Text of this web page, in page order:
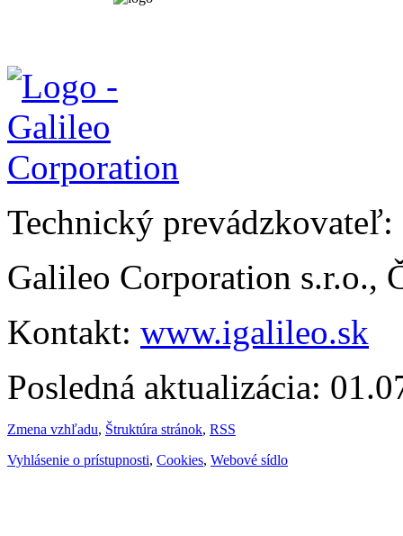
Technický prevádzkovateľ:
Galileo Corporation s.r.o.,
Kontakt: www.igalileo.sk
Posledná aktualizácia:
Zmena vzhľadu, Štruktúra stránok, RSS
Vyhlásenie o prístupnosti, Cookies, Webové sídlo